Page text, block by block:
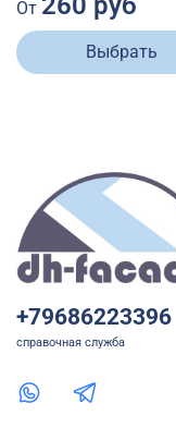
От
Выбрать
+79686223396
справочная служба